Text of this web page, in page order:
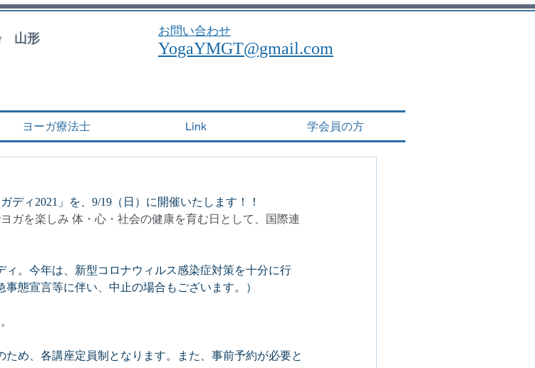
山形
お問い合わせ
YogaYMGT@gmail.com
ヨーガ療法士 Link 学会員の方
ディ2021」を、9/19（日）に開催いたします！！
ガを楽しみ 体・心・社会の健康を育む日として、国際連
。今年は、新型コロナウィルス感染症対策を十分に行
態宣言等に伴い、中止の場合もございます。）
め、各講座定員制となります。また、事前予約が必要と